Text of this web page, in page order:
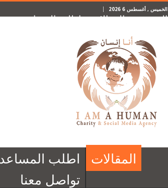
الخميس , أغسطس 6 2026
الرئيسية المقالات اطلب المساعدة
المقالات اطلب
تواصل معنا